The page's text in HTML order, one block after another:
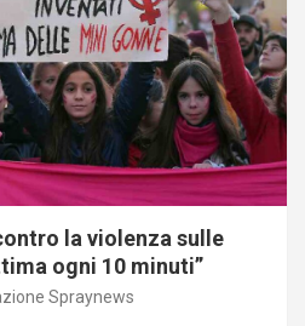
la violenza sulle
ogni 10 minuti”
Spraynews